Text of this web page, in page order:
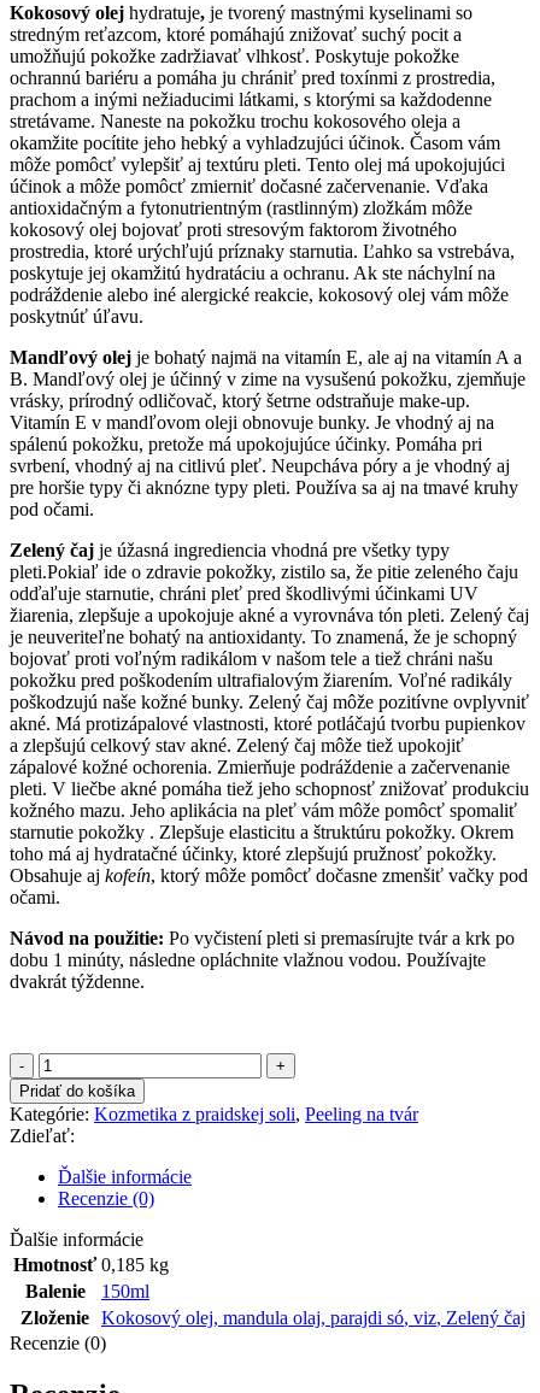
Kokosový olej hydratuje, je tvorený mastnými kyselinami so
stredným reťazcom, ktoré pomáhajú znižovať suchý pocit a
umožňujú pokožke zadržiavať vlhkosť. Poskytuje pokožke
ochrannú bariéru a pomáha ju chrániť pred toxínmi z prostredia,
prachom a inými nežiaducimi látkami, s ktorými sa každodenne
stretávame. Naneste na pokožku trochu kokosového oleja a
okamžite pocítite jeho hebký a vyhladzujúci účinok. Časom vám
môže pomôcť vylepšiť aj textúru pleti. Tento olej má upokojujúci
účinok a môže pomôcť zmierniť dočasné začervenanie. Vďaka
antioxidačným a fytonutrientným (rastlinným) zložkám môže
kokosový olej bojovať proti stresovým faktorom životného
prostredia, ktoré urýchľujú príznaky starnutia. Ľahko sa vstrebáva,
poskytuje jej okamžitú hydratáciu a ochranu. Ak ste náchylní na
podráždenie alebo iné alergické reakcie, kokosový olej vám môže
poskytnúť úľavu.
Mandľový olej je bohatý najmä na vitamín E, ale aj na vitamín A a
B. Mandľový olej je účinný v zime na vysušenú pokožku, zjemňuje
vrásky, prírodný odličovač, ktorý šetrne odstraňuje make-up.
Vitamín E v mandľovom oleji obnovuje bunky. Je vhodný aj na
spálenú pokožku, pretože má upokojujúce účinky. Pomáha pri
svrbení, vhodný aj na citlivú pleť. Neupcháva póry a je vhodný aj
pre horšie typy či aknózne typy pleti. Používa sa aj na tmavé kruhy
pod očami.
Zelený čaj je úžasná ingrediencia vhodná pre všetky typy
pleti.Pokiaľ ide o zdravie pokožky, zistilo sa, že pitie zeleného čaju
odďaľuje starnutie, chráni pleť pred škodlivými účinkami UV
žiarenia, zlepšuje a upokojuje akné a vyrovnáva tón pleti. Zelený čaj
je neuveriteľne bohatý na antioxidanty. To znamená, že je schopný
bojovať proti voľným radikálom v našom tele a tiež chráni našu
pokožku pred poškodením ultrafialovým žiarením. Voľné radikály
poškodzujú naše kožné bunky. Zelený čaj môže pozitívne ovplyvniť
akné. Má protizápalové vlastnosti, ktoré potláčajú tvorbu pupienkov
a zlepšujú celkový stav akné. Zelený čaj môže tiež upokojiť
zápalové kožné ochorenia. Zmierňuje podráždenie a začervenanie
pleti. V liečbe akné pomáha tiež jeho schopnosť znižovať produkciu
kožného mazu. Jeho aplikácia na pleť vám môže pomôcť spomaliť
starnutie pokožky . Zlepšuje elasticitu a štruktúru pokožky. Okrem
toho má aj hydratačné účinky, ktoré zlepšujú pružnosť pokožky.
Obsahuje aj kofeín, ktorý môže pomôcť dočasne zmenšiť vačky pod
očami.
Návod na použitie: Po vyčistení pleti si premasírujte tvár a krk po
dobu 1 minúty, následne opláchnite vlažnou vodou. Používajte
dvakrát týždenne.
množstvo
Peeling
na
tvár
z
praidskej
soli
kokosovým
olejom
zeleným
čajom
Pridať do košíka
Kategórie: Kozmetika z praidskej soli, Peeling na tvár
Zdieľať:
Ďalšie informácie
Recenzie (0)
Ďalšie informácie
Hmotnosť 0,185 kg
Balenie
150ml
Zloženie Kokosový olej, mandula olaj, parajdi só, viz, Zelený čaj
Recenzie (0)